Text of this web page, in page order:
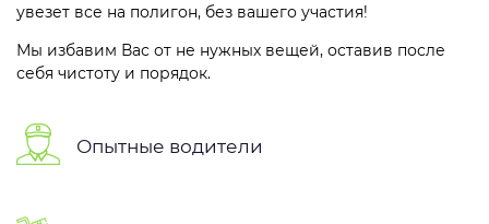
увезет все на полигон, без вашего участия!
Мы избавим Вас от не нужных вещей, оставив после
себя чистоту и порядок.
Опытные водители